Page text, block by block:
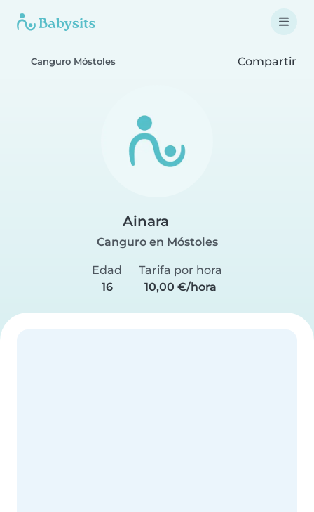
Canguro Móstoles Compartir
Ainara
Canguro en Móstoles
Edad
16
Tarifa por hora
10,00 €/hora